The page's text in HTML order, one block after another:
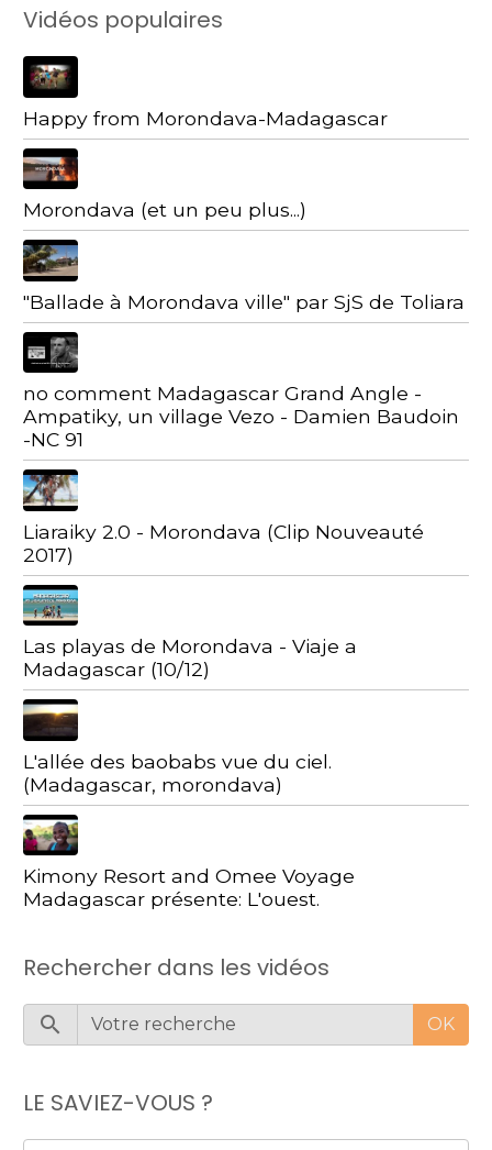
Vidéos populaires
Happy from Morondava-Madagascar
Morondava (et un peu plus...)
"Ballade à Morondava ville" par SjS de Toliara
no comment Madagascar Grand Angle -
Ampatiky, un village Vezo - Damien Baudoin
-NC 91
Liaraiky 2.0 - Morondava (Clip Nouveauté
2017)
Las playas de Morondava - Viaje a
Madagascar (10/12)
L'allée des baobabs vue du ciel.
(Madagascar, morondava)
Kimony Resort and Omee Voyage
Madagascar présente: L'ouest.
Rechercher dans les vidéos
OK
LE SAVIEZ-VOUS ?